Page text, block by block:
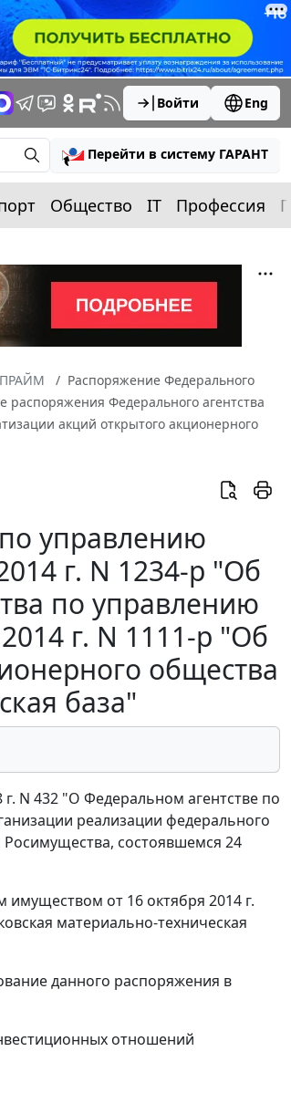
Войти Eng
Перейти в систему ГАРАНТ
Общество IT Профессия
Распоряжение Федерального
распоряжения Федерального агентства
акций открытого акционерного
управлению
г. N 1234-р "Об
по управлению
г. N 1111-р "Об
общества
база"
N 432 "О Федеральном агентстве по
реализации федерального
состоявшемся 24
от 16 октября 2014 г.
материально-техническая
данного распоряжения в
отношений